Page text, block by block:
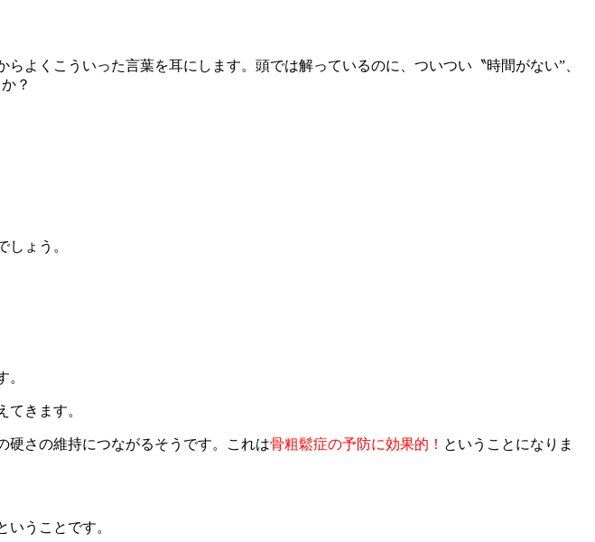
よくこういった言葉を耳にします。頭では解っているのに、ついつい〝時間がない”、
？
しょう。
きます。
硬さの維持につながるそうです。これは骨粗鬆症の予防に効果的！ ということになりま
うことです。